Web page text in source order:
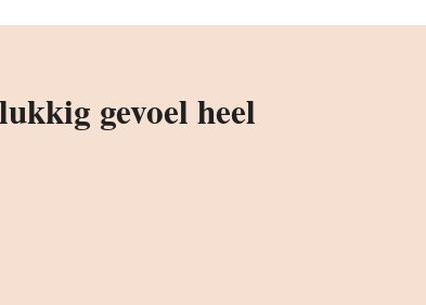
gevoel heel